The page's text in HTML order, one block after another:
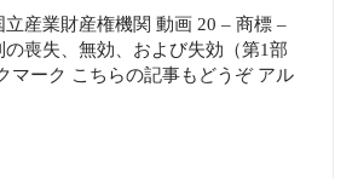
産業財産権機関 動画 20 – 商標 –
喪失、無効、および失効（第1部
マーク こちらの記事もどうぞ アル